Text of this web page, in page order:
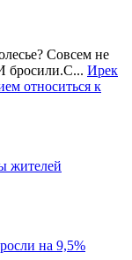
Совсем не
бросили.С... Ирек
относиться к
жителей
на 9,5%